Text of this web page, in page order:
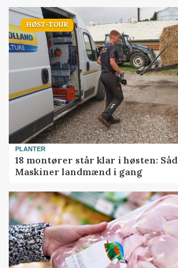
HØST-TOUR
PLANTER
18 montører står klar i høsten:
Maskiner landmænd i gang